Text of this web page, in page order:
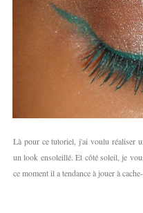
Là pour ce tutoriel, j'ai voulu réaliser
un look ensoleillé. Et côté soleil, je
ce moment il a tendance à jouer à